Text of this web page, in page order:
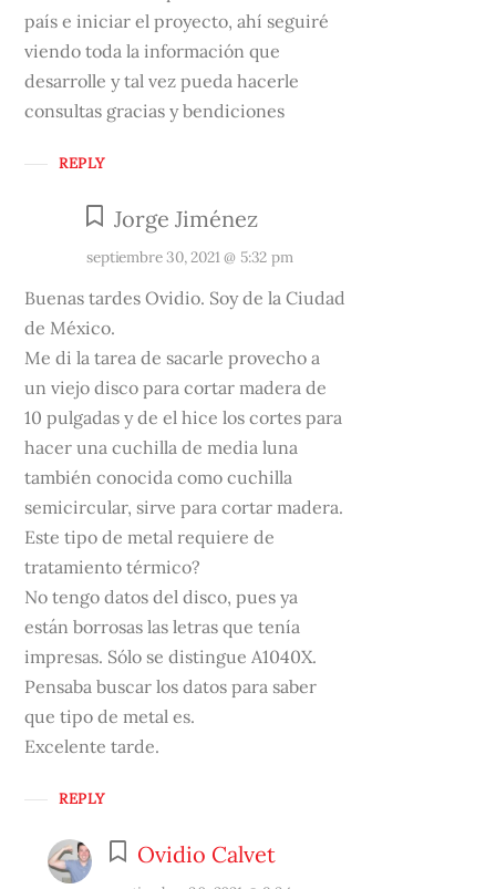
país e iniciar el proyecto, ahí seguiré
viendo toda la información que
desarrolle y tal vez pueda hacerle
consultas gracias y bendiciones
REPLY
Jorge Jiménez
septiembre 30, 2021 @ 5:32 pm
Buenas tardes Ovidio. Soy de la Ciudad
de México.
Me di la tarea de sacarle provecho a
un viejo disco para cortar madera de
10 pulgadas y de el hice los cortes para
hacer una cuchilla de media luna
también conocida como cuchilla
semicircular, sirve para cortar madera.
Este tipo de metal requiere de
tratamiento térmico?
No tengo datos del disco, pues ya
están borrosas las letras que tenía
impresas. Sólo se distingue A1040X.
Pensaba buscar los datos para saber
que tipo de metal es.
Excelente tarde.
REPLY
Ovidio Calvet